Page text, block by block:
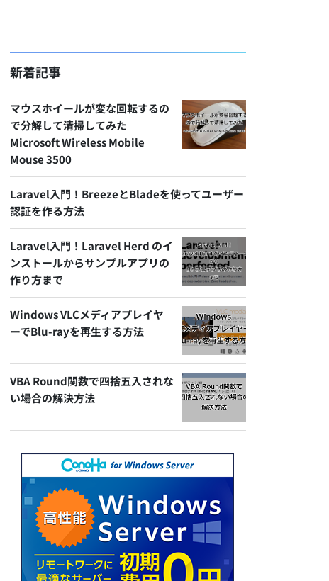
新着記事
マウスホイールが変な回転するの
で分解して清掃してみた
Microsoft Wireless Mobile
Mouse 3500
Laravel入門！BreezeとBladeを使ってユーザー
認証を作る方法
Laravel入門！Laravel Herd のイ
ンストールからサンプルアプリの
作り方まで
Windows VLCメディアプレイヤ
ーでBlu-rayを再生する方法
VBA Round関数で四捨五入されな
い場合の解決方法